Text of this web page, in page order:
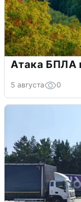
Атака БПЛА
5 августа 0